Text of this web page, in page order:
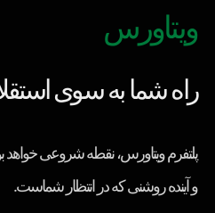
ویتاورس
راه شما به سوی
پلتفرم ویتاورس، نقطه شروعی خواهد
و آینده روشنی که در انتظار شماست.